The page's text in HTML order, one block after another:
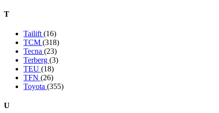
T
Tailift (16)
TCM (318)
Tecna (23)
Terberg (3)
TEU (18)
TFN (26)
Toyota (355)
U